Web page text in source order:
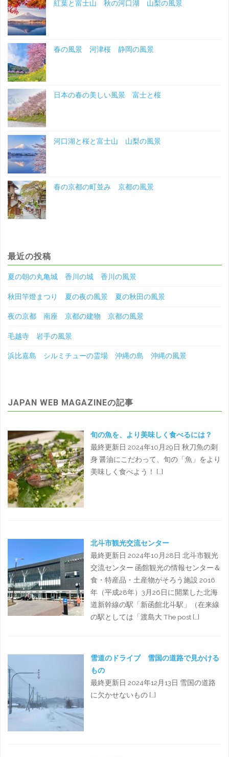
阜
風
紅葉と富士山 秋の河口湖 山梨の風景
春の風景 河津桜 静岡の風景
日本の春の美しい風景 富士と桜
河口湖と桜と富士山 山梨の風景
春の京都の町並み 京都の風景
最近の投稿
夏の朝の丸亀城 香川の城 香川の風景
秋田竿燈まつり 夏の夜の風景 夏の秋田の風景
夜の京都 南座 京都の建物 京都の風景
毛越寺 岩手の風景
浜比嘉島 シルミチューの霊場 沖縄の島 沖縄の風景
JAPAN WEB MAGAZINEの記事
旬の魚を、より美味しく食べるには？
最終更新日 2024年10月29日 秋刀魚の刺
身 醤油にこだわって、旬の「魚」をより
美味しく食べよう！ […]
北斗市観光交流センター
最終更新日 2024年10月28日 北斗市観光
交流センター 函館観光の情報センター＆
食・特産品・土産物がそろう施設 2016
年（平成28年）3月26日に開業した北海
道新幹線の駅「新函館北斗駅」（在来線
の駅としては「渡島大 The post […]
雪道のドライブ 雪国の道路で見かける
もの
最終更新日 2024年12月13日 雪国の道路
に欠かせないもの […]